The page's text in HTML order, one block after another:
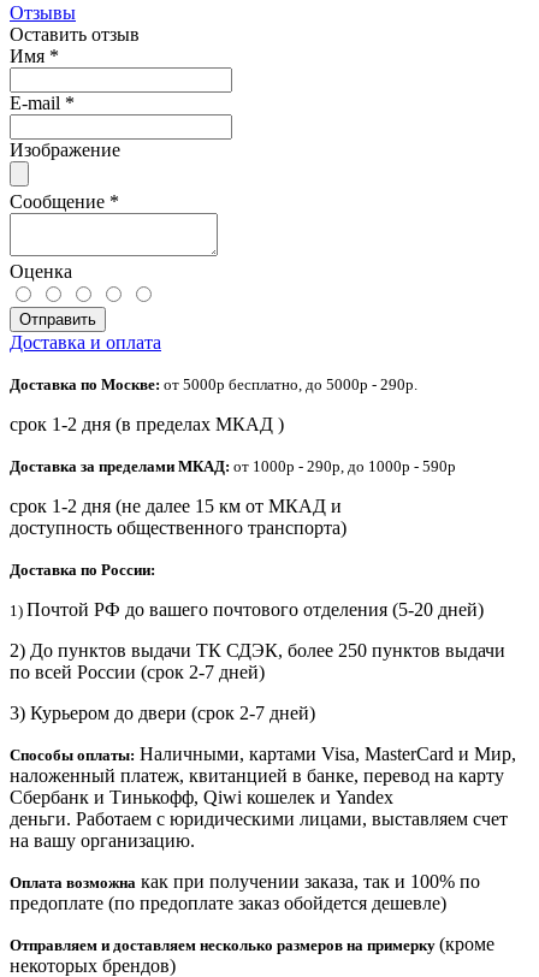
Отзывы
Оставить отзыв
Имя *
E-mail *
Изображение
Сообщение *
Оценка
Отправить
Доставка и оплата
Доставка по Москве: от 5000р бесплатно, до 5000р - 290р.
срок 1-2 дня (в пределах МКАД )
Доставка за пределами МКАД: от 1000р - 290р, до 1000р - 590р
срок 1-2 дня (не далее 15 км от МКАД и
доступность общественного транспорта)
Доставка по России:
1) Почтой РФ до вашего почтового отделения (5-20 дней)
2) До пунктов выдачи ТК СДЭК, более 250 пунктов выдачи
по всей России (срок 2-7 дней)
3) Курьером до двери (срок 2-7 дней)
Способы оплаты: Наличными, картами Visa, MasterCard и Мир,
наложенный платеж, квитанцией в банке, перевод на карту
Сбербанк и Тинькофф, Qiwi кошелек и Yandex
деньги. Работаем с юридическими лицами, выставляем счет
на вашу организацию.
Оплата возможна как при получении заказа, так и 100% по
предоплате (по предоплате заказ обойдется дешевле)
Отправляем и доставляем несколько размеров на примерку (кроме
некоторых брендов)